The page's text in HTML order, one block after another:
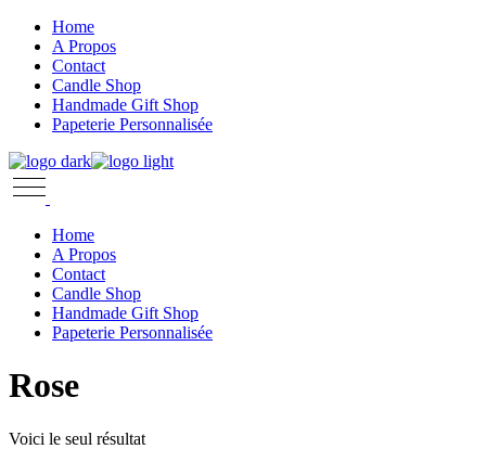
Skip
content
Home
A Propos
Contact
Candle Shop
Handmade Gift Shop
Papeterie Personnalisée
Home
A Propos
Contact
Candle Shop
Handmade Gift Shop
Papeterie Personnalisée
Rose
Voici le seul résultat